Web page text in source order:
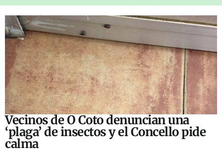
Vecinos de O Coto denuncian una
‘plaga’ de insectos y el Concello pide
calma